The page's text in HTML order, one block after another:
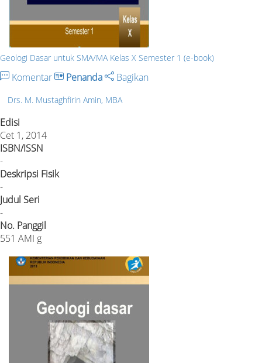
Geologi Dasar untuk SMA/MA Kelas X Semester 1 (e-book)
Komentar Penanda Bagikan
Drs. M. Mustaghfirin Amin, MBA
Edisi
Cet 1, 2014
ISBN/ISSN
-
Deskripsi Fisik
-
Judul Seri
-
No. Panggil
551 AMI g